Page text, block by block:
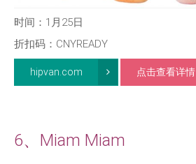
时间：1月25日
折扣码：CNYREADY
hipvan.com 点击查看详情
6、Miam Miam